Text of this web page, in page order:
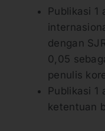
Publikasi 1
dengan
0,05
penulis
Publikasi 1
ketentuan